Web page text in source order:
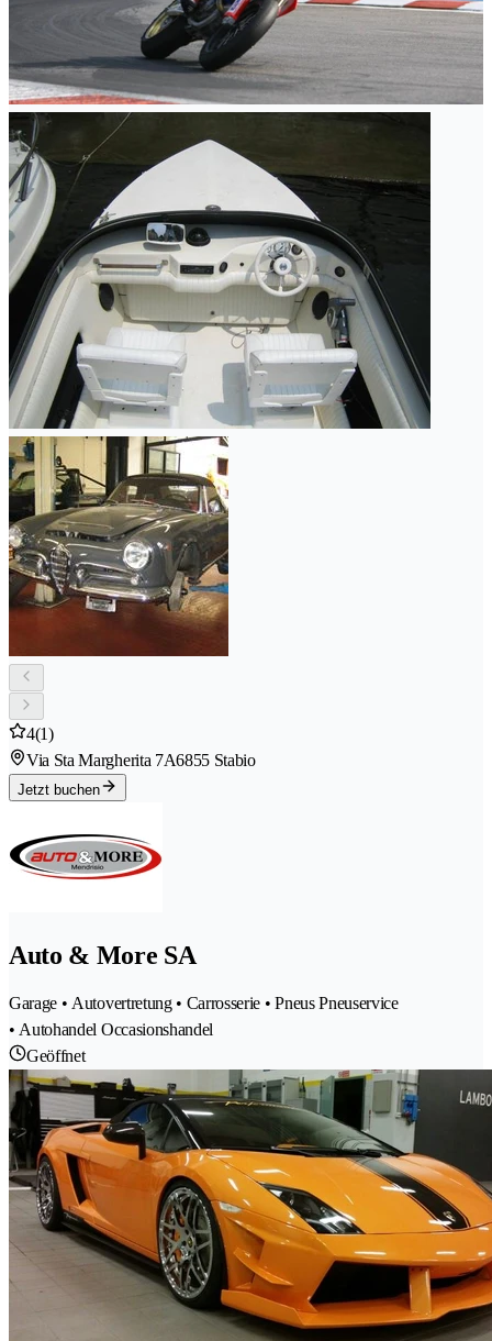
4(1)
Via Sta Margherita 7A6855 Stabio
Jetzt buchen
Auto & More SA
Garage • Autovertretung • Carrosserie • Pneus Pneuservice
• Autohandel Occasionshandel
Geöffnet